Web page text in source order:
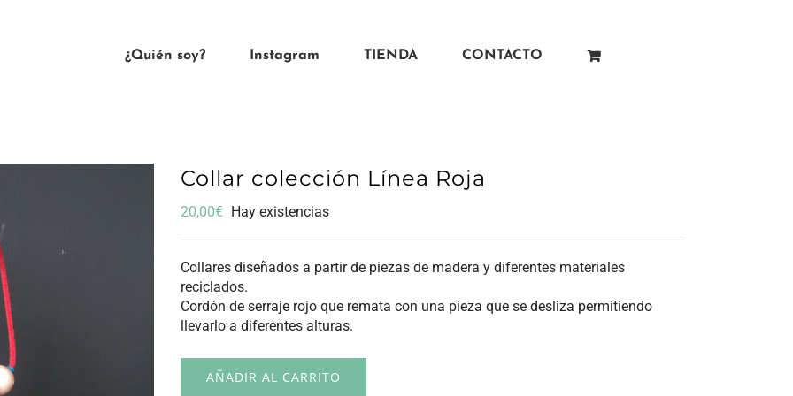
¿Quién soy? Instagram TIENDA CONTACTO
Collar colección Línea Roja
20,00€ Hay existencias
Collares diseñados a partir de piezas de madera y diferentes materiales
reciclados.
Cordón de serraje rojo que remata con una pieza que se desliza permitiendo
llevarlo a diferentes alturas.
AÑADIR AL CARRITO